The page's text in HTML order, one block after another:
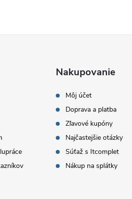
Nakupovanie
Môj účet
Doprava a platba
Zľavové kupóny
Najčastejšie otázky
Súťaž s Itcomplet
Nákup na splátky